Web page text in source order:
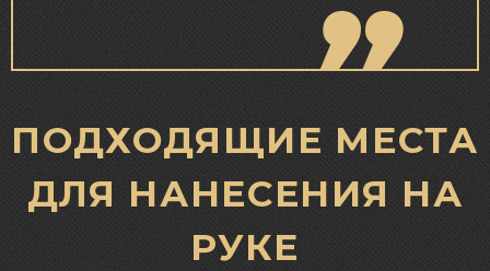
ПОДХОДЯЩИЕ МЕСТА
ДЛЯ НАНЕСЕНИЯ НА
РУКЕ